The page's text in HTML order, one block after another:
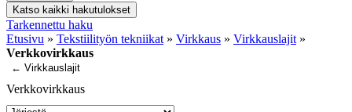
Katso kaikki hakutulokset
Tarkennettu haku
Etusivu » Tekstiilityön tekniikat » Virkkaus » Virkkauslajit »
Verkkovirkkaus
← Virkkauslajit
Verkkovirkkaus